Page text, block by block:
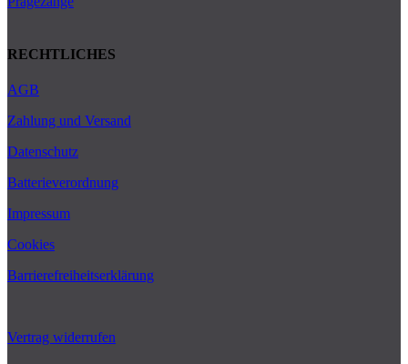
RECHTLICHES
AGB
Zahlung und Versand
Datenschutz
Batterieverordnung
Impressum
Cookies
Barrierefreiheitserklärung
Vertrag widerrufen